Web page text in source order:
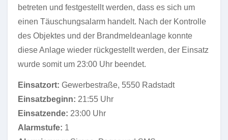
betreten und festgestellt werden, dass es sich um
einen Täuschungsalarm handelt. Nach der Kontrolle
des Objektes und der Brandmeldeanlage konnte
diese Anlage wieder rückgestellt werden, der Einsatz
wurde somit um 23:00 Uhr beendet.
Einsatzort: Gewerbestraße, 5550 Radstadt
Einsatzbeginn: 21:55 Uhr
Einsatzende: 23:00 Uhr
Alarmstufe: 1